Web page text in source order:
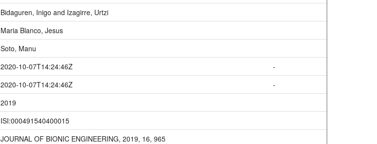
Bidaguren, Inigo and Izagirre, Urtzi
Maria Blanco, Jesus
Soto, Manu
2020-10-07T14:24:46Z
-
2020-10-07T14:24:46Z
-
2019
ISI:000491540400015
JOURNAL OF BIONIC ENGINEERING, 2019, 16, 965